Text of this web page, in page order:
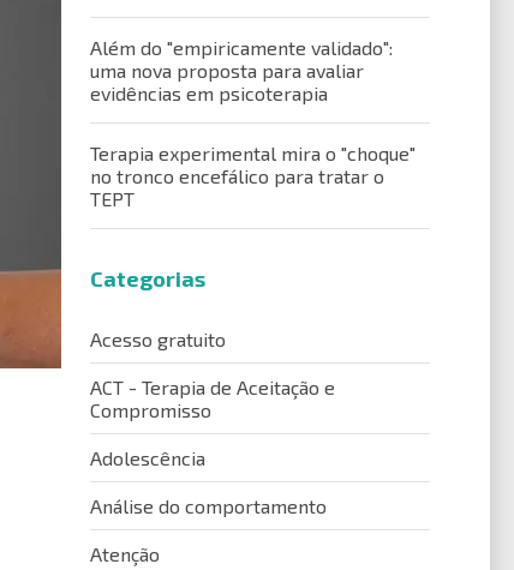
Além do "empiricamente validado":
uma nova proposta para avaliar
evidências em psicoterapia
Terapia experimental mira o "choque"
no tronco encefálico para tratar o
TEPT
Categorias
Acesso gratuito
ACT - Terapia de Aceitação e
Compromisso
Adolescência
Análise do comportamento
Atenção